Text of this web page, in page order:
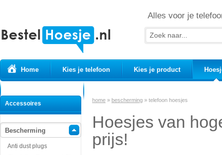
Alles voor je
Home Kies je telefoon Kies je product
Accessoires
Bescherming
Anti dust plugs
home » bescherming » telefoon hoesjes
Hoesjes van
prijs!